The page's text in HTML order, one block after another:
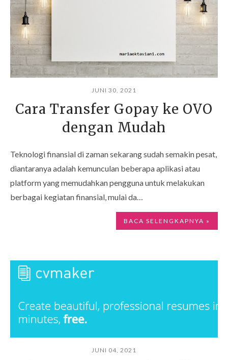
JUNI 30, 2021
Cara Transfer Gopay ke OVO
dengan Mudah
Teknologi finansial di zaman sekarang sudah semakin pesat,
diantaranya adalah kemunculan beberapa aplikasi atau
platform yang memudahkan pengguna untuk melakukan
berbagai kegiatan finansial, mulai da…
BACA SELENGKAPNYA »
JUNI 04, 2021